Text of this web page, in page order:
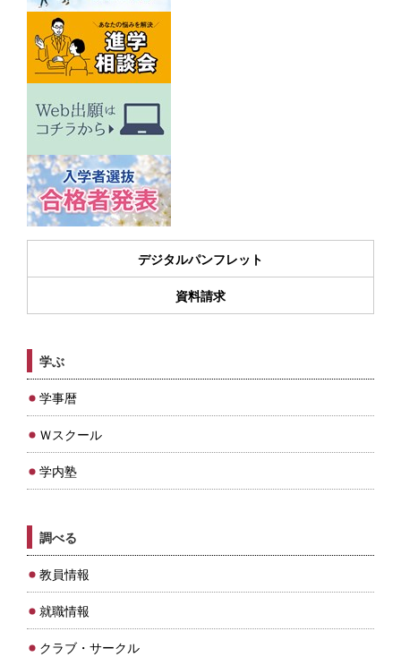
デジタルパンフレット
資料請求
学ぶ
学事暦
Ｗスクール
学内塾
調べる
教員情報
就職情報
クラブ・サークル